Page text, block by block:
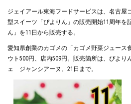
ジェイアール東海フードサービスは、名古屋
型スイーツ「ぴよりん」の販売開始11周年を
ん」を11日から販売する。
愛知県創業のカゴメの「カゴメ野菜ジュース
ウト500円、店内509円。販売箇所は、ぴより
ェ ジャンシアーヌ。21日まで。